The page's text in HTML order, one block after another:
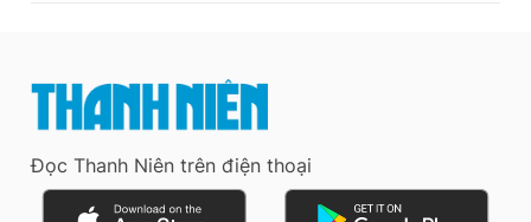
Đọc Thanh Niên trên điện thoại